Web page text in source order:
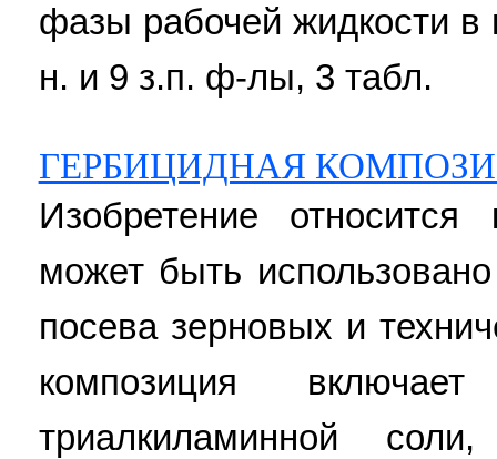
фазы рабочей жидкости в
н. и 9 з.п. ф-лы, 3 табл.
ГЕРБИЦИДНАЯ
Изобретение
может быть
посева зерновых и
композиция
триалкиламинной